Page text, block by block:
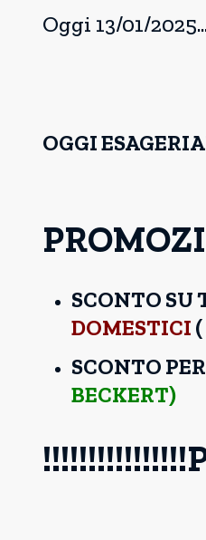
Oggi 13/01/
OGGI
SCONTO
DOMESTICI (
SCONTO
BECKERT)